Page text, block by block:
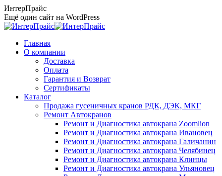
Перейти
к
содержанию
ИнтерПрайс
Ещё один сайт на WordPress
Главная
О компании
Доставка
Оплата
Гарантия и Возврат
Сертификаты
Каталог
Продажа гусеничных кранов РДК, ДЭК, МКГ
Ремонт Автокранов
Ремонт и Диагностика автокрана Zoomlion
Ремонт и Диагностика автокрана Ивановец
Ремонт и Диагностика автокрана Галичанин
Ремонт и Диагностика автокрана Челябинец
Ремонт и Диагностика автокрана Клинцы
Ремонт и Диагностика автокрана Ульяновец